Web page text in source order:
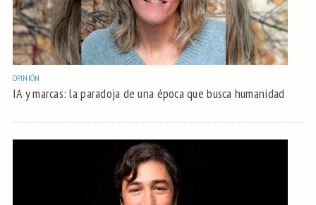
OPINIÓN
IA y marcas: la paradoja de una época que busca humanidad